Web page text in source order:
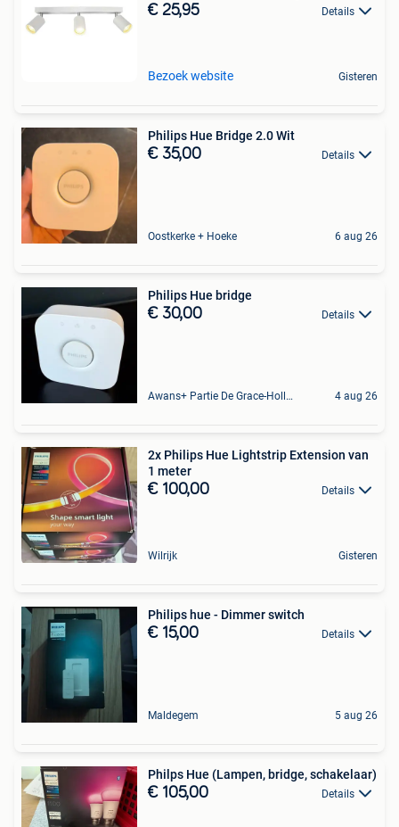
€ 25,95 Details
Bezoek website Gisteren
⁠⁠Philips Hue Bridge 2.0 Wit
€ 35,00 Details
Oostkerke + Hoeke 6 aug 26
Philips Hue bridge
€ 30,00 Details
Awans+ Partie De Grace-Hollogne 4 aug 26
2x Philips Hue Lightstrip Extension van
1 meter
€ 100,00 Details
Wilrijk Gisteren
Philips hue - Dimmer switch
€ 15,00 Details
Maldegem 5 aug 26
Philps Hue (Lampen, bridge, schakelaar)
€ 105,00 Details